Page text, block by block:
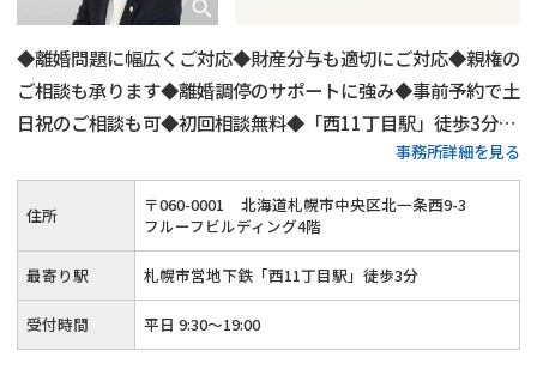
◆離婚問題に幅広くご対応◆財産分与も適切にご対応◆親権の
ご相談も承ります◆離婚調停のサポートに強み◆事前予約で土
日祝のご相談も可◆初回相談無料◆「西11丁目駅」徒歩3分◆
事務所詳細を見る
住所 〒060-0001
北海道札幌市中央区北一条西9-3
フルーフビルディング4階
最寄り駅 札幌市営地下鉄「西11丁目駅」徒歩3分
受付時間 平日 9:30～19:00